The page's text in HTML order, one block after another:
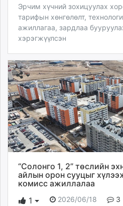
Эрчим хүчний зохицуулах
тарифын хөнгөлөлт,
ажиллагаа, зардлаа
хэрэгжүүлсэн
“Солонго 1, 2” төслийн
айлын орон сууцыг
комисс ажиллалаа
1
2026/06/18
3